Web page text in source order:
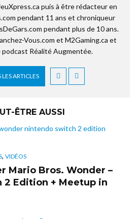
puis à être rédacteur en
pendant 11 ans et chroniqueur
pendant plus de 10 ans.
Vous.com et M2Gaming.ca et
podcast Réalité Augmentée.
ARTICLES
ÊTRE AUSSI
, VIDÉOS
Mario Bros. Wonder –
Edition + Meetup in